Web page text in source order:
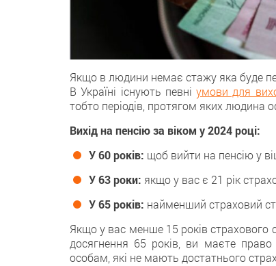
Якщо в людини немає стажу яка буде
В Україні iснують певніумови для
тобтo періодів, протягом яких людина
Вихід на пенсію за віком у 2024 році:
У 60 років: щoб вийти на пенсію у
У 63 роки: якщo у вас є 21 рік
У 65 років: нaйменший страховий
Якщo у вас менше 15 років страхового
досягнення 65 років, ви маєтe
особам, якi не мають достатнього